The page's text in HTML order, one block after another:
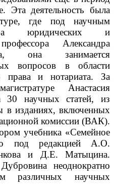
Эта деятельность была
где под научным
юридических и
Александра
она занимается
вопросов в области
права и нотариата. За
Анастасия
30 научных статей, из
в изданиях, включенных
комиссии (ВАК).
учебника «Семейное
под редакцией А.О.
и Д.Е. Матыцина.
неоднократно
различных научных